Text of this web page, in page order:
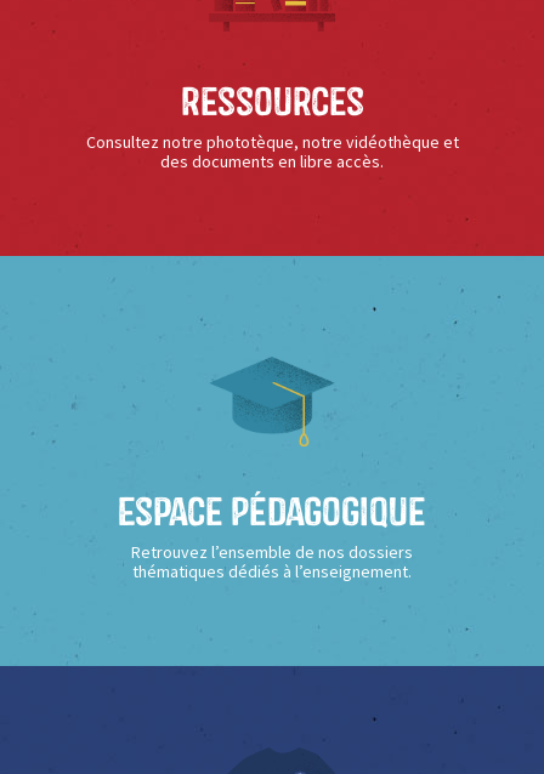
Ressources
Consultez notre phototèque, notre vidéothèque et
des documents en libre accès.
Espace Pédagogique
Retrouvez l’ensemble de nos dossiers
thématiques dédiés à l’enseignement.